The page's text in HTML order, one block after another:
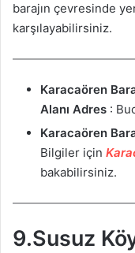
barajın çevresinde
karşılayabilirsiniz.
Karacaören
Alanı Adres :
Karacaören
Bilgiler için
bakabilirsiniz.
9.Susuz